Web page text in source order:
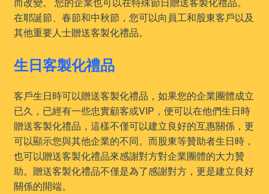
在耶誕節、春節和中秋節，您可以向員工和股東客戶以及
其他重要人士贈送客製化禮品。
生日客製化禮品
客戶生日時可以贈送客製化禮品，如果您的企業團體成立
已久，已經有一些忠實顧客或VIP，便可以在他們生日時
贈送客製化禮品，這樣不僅可以建立良好的互惠關係，更
可以顯示您與其他企業的不同。而股東等贊助者生日時，
也可以贈送客製化禮品來感謝對方對企業團體的大力贊
助。贈送客製化禮品不僅是為了感謝對方，更是建立良好
關係的開端。